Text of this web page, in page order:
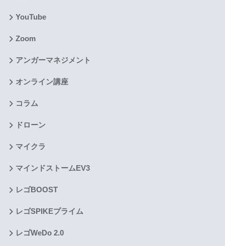
YouTube
Zoom
アンガーマネジメント
オンライン講座
コラム
ドローン
マイクラ
マインドストームEV3
レゴBOOST
レゴSPIKEプライム
レゴWeDo 2.0